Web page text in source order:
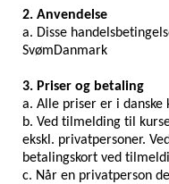
2. Anvendelse
a. Disse
SvømDanmark
3. Priser og betaling
a. Alle priser er i danske
b. Ved tilmelding til
ekskl. privatpersoner.
betalingskort ved
c. Når en privatperson